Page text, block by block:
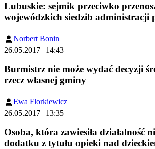
Lubuskie: sejmik przeciwko
wojewódzkich siedzib administracji
Norbert Bonin
26.05.2017 | 14:43
Burmistrz nie może wydać decyzji
rzecz własnej gminy
Ewa Florkiewicz
26.05.2017 | 13:35
Osoba, która zawiesiła działalność
dodatku z tytułu opieki nad